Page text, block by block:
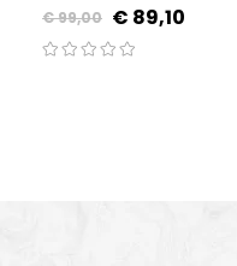
Normale
prijs
€ 99,00 Prijs
€ 89,10